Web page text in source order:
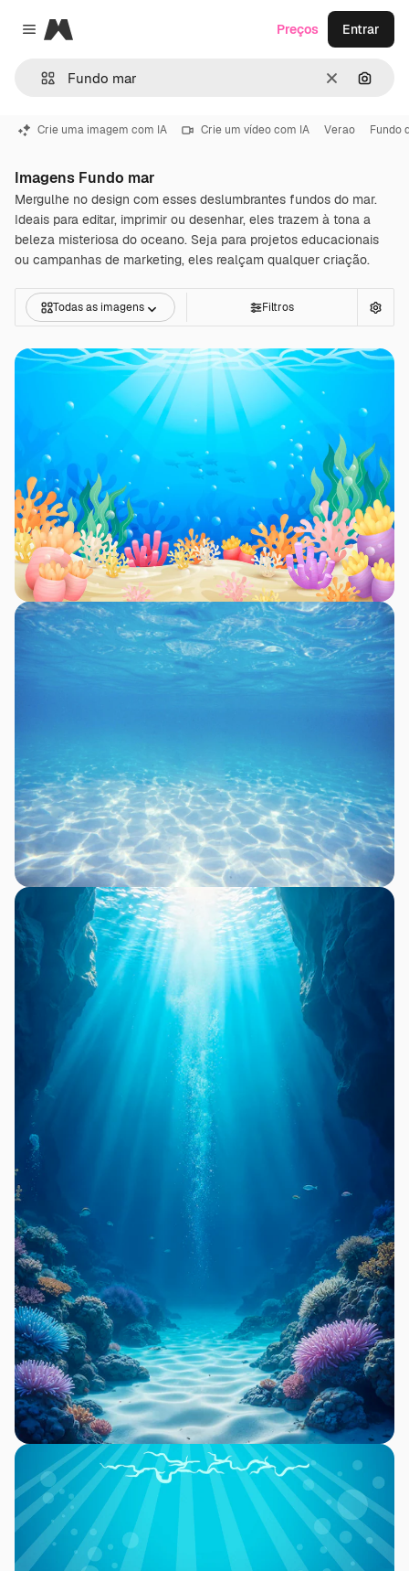
Close menu
Magnific
Limpar
Preços Entrar
Crie uma imagem com IA Crie um vídeo com IA Verao Fundo
Imagens Fundo mar
Mergulhe no design com esses deslumbrantes fundos do mar.
Ideais para editar, imprimir ou desenhar, eles trazem à tona a
beleza misteriosa do oceano. Seja para projetos educacionais
ou campanhas de marketing, eles realçam qualquer criação.
Todas as imagens Filtros